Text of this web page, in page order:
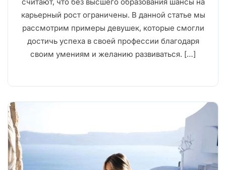
считают, что без высшего образования шансы на
карьерный рост ограничены. В данной статье мы
рассмотрим примеры девушек, которые смогли
достичь успеха в своей профессии благодаря
своим умениям и желанию развиваться. […]